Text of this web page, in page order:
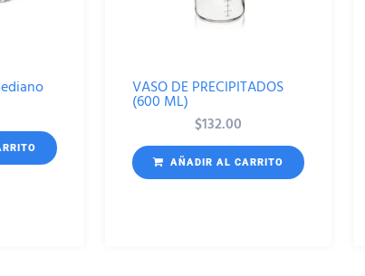
VASO DE PRECIPITADOS
(600 ML)
$132.00
AÑADIR AL CARRITO